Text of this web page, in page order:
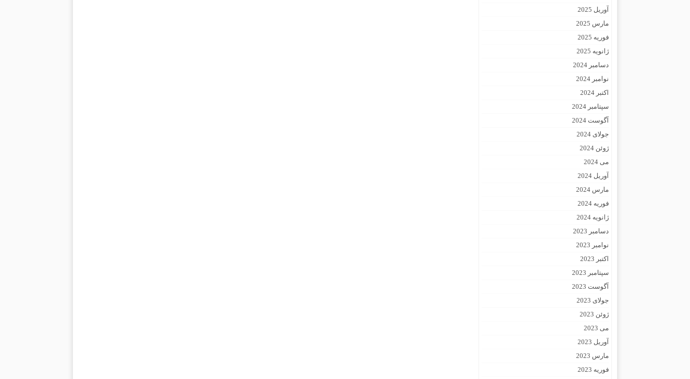
آوریل 2025
مارس 2025
فوریه 2025
ژانویه 2025
دسامبر 2024
نوامبر 2024
اکتبر 2024
سپتامبر 2024
آگوست 2024
جولای 2024
ژوئن 2024
می 2024
آوریل 2024
مارس 2024
فوریه 2024
ژانویه 2024
دسامبر 2023
نوامبر 2023
اکتبر 2023
سپتامبر 2023
آگوست 2023
جولای 2023
ژوئن 2023
می 2023
آوریل 2023
مارس 2023
فوریه 2023